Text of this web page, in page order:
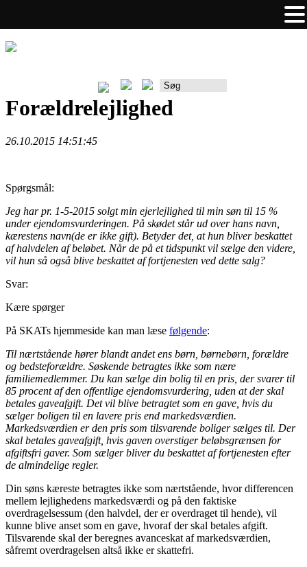
Forældrelejlighed
26.10.2015 14:51:45
Spørgsmål:
Jeg har pr. 1-5-2015 solgt min ejerlejlighed til min søn til 15 %
under ejendomsvurderingen. På skødet står ud over hans navn,
kærestens navn(de er ikke gift). Betyder det, at hun bliver beskattet
af halvdelen af beløbet. Når de på et tidspunkt vil sælge den videre,
vil hun så også blive beskattet af fortjenesten ved dette salg?
Svar:
Kære spørger
På SKATs hjemmeside kan man læse følgende:
Til nærtstående hører blandt andet ens børn, børnebørn, forældre
og bedsteforældre. Søskende betragtes ikke som nære
familiemedlemmer. Du kan sælge din bolig til en pris, der svarer til
85 procent af den offentlige ejendomsvurdering, uden at der skal
betales gaveafgift. Det vil blive betragtet som en gave, hvis du
sælger boligen til en lavere pris end markedsværdien.
Markedsværdien er den pris som tilsvarende boliger sælges til. Der
skal betales gaveafgift, hvis gaven overstiger beløbsgrænsen for
afgiftsfri gaver. Som sælger bliver du beskattet af fortjenesten efter
de almindelige regler.
Din søns kæreste betragtes ikke som nærtstående, hvor differencen
mellem lejlighedens markedsværdi og på den faktiske
overdragelsessum (den halvdel, der er overdraget til hende), vil
kunne blive anset som en gave, hvoraf der skal betales afgift.
Tilsvarende skal der beregnes avanceskat af markedsværdien,
såfremt overdragelsen altså ikke er skattefri.